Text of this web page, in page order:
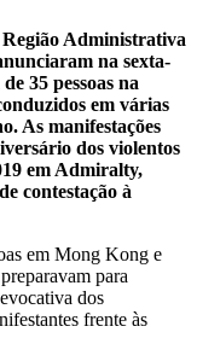
Região Administrativa
na sexta-
35 pessoas na
em várias
As manifestações
dos violentos
em Admiralty,
contestação à
em Mong Kong e
para
dos
frente às